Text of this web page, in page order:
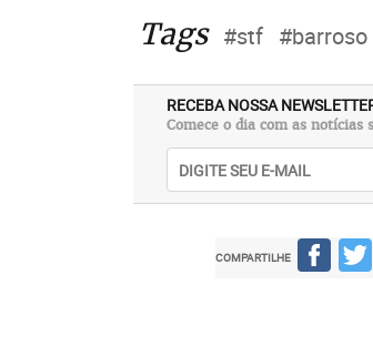
Tags #stf #barroso
RECEBA NOSSA
Comece o dia com as notícias
COMPARTILHE